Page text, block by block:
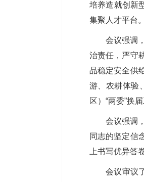
培养造就创新
集聚人才平台
会议强调
治责任，严守
品稳定安全供
游、农耕体验
区）“两委”换
会议强调
同志的坚定信
上书写优异答
会议审议